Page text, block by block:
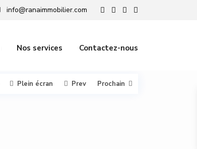
info@ranaimmobilier.com
Nos services Contactez-nous
Plein écran Prev Prochain